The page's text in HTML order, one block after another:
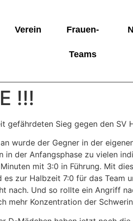
Verein Frauen-
Teams
!!!
gefährdeten Sieg gegen den SV
wurde der Gegner in der
in der Anfangsphase zu vielen
mit 3:0 in Führung. Mit
es zur Halbzeit 7:0 für das Team
nach. Und so rollte ein Angriff
mehr Konzentration der